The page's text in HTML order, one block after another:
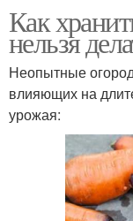
Как
нельзя
Неопытные
влияющих на
урожая: